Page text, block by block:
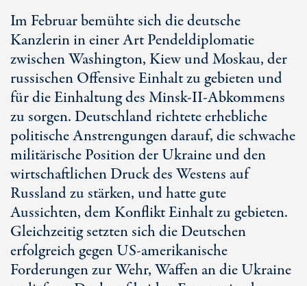
Im Februar bemühte sich die deutsche
Kanzlerin in einer Art Pendeldiplomatie
zwischen Washington, Kiew und Moskau, der
russischen Offensive Einhalt zu gebieten und
für die Einhaltung des Minsk-II-Abkommens
zu sorgen. Deutschland richtete erhebliche
politische Anstrengungen darauf, die schwache
militärische Position der Ukraine und den
wirtschaftlichen Druck des Westens auf
Russland zu stärken, und hatte gute
Aussichten, dem Konflikt Einhalt zu gebieten.
Gleichzeitig setzten sich die Deutschen
erfolgreich gegen US-amerikanische
Forderungen zur Wehr, Waffen an die Ukraine